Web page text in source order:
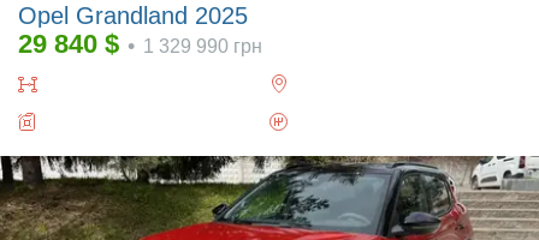
Opel Grandland 2025
29 840 $ • 1 329 990 грн